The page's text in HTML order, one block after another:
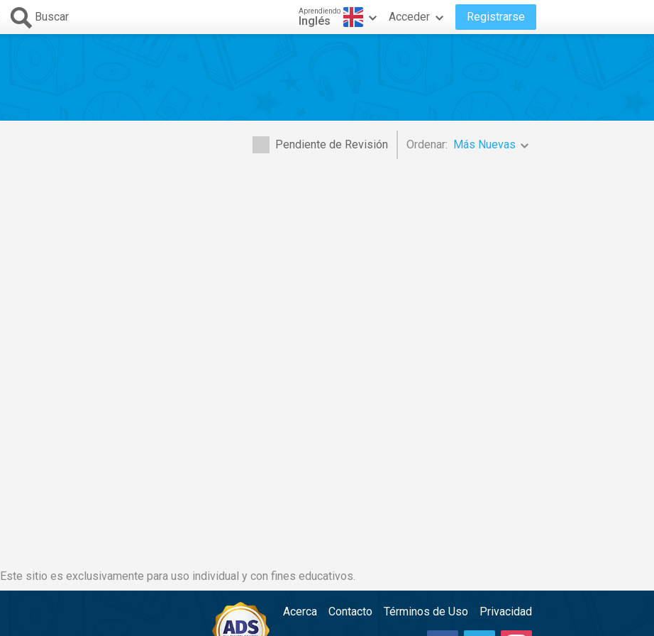
Buscar Aprendiendo
Inglés Acceder Registrarse
Pendiente de Revisión Ordenar: Más Nuevas
Este sitio es exclusivamente para uso individual y con fines educativos.
Acerca Contacto Términos de Uso Privacidad